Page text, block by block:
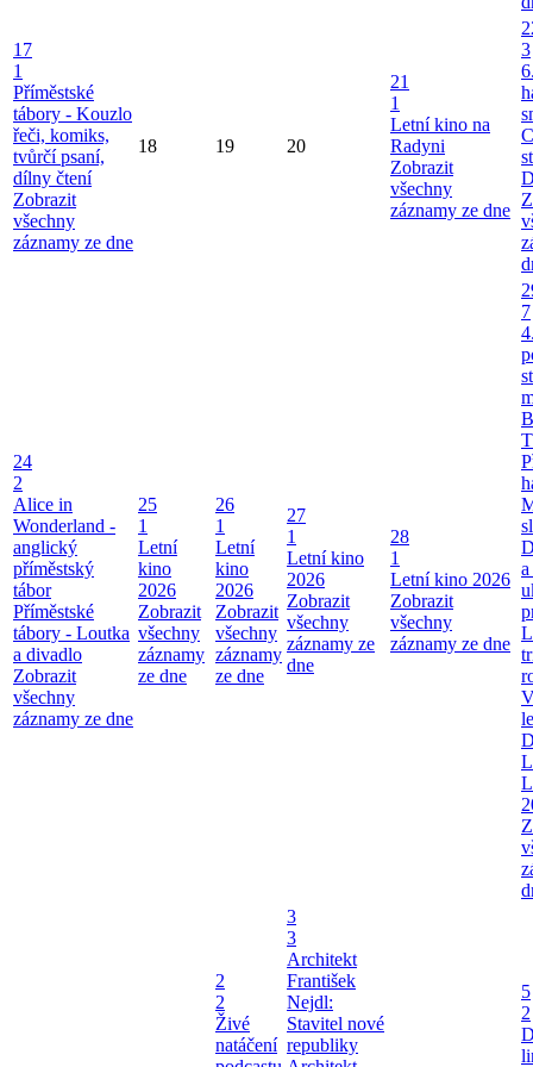
17
1
Příměstské
tábory - Kouzlo
řeči, komiks,
tvůrčí psaní,
dílny čtení
Zobrazit
všechny
záznamy ze dne
18 19 20
21
1
Letní kino na
Radyni
Zobrazit
všechny
záznamy ze dne
3
24
2
Alice in
Wonderland -
anglický
příměstský
tábor
Příměstské
tábory - Loutka
a divadlo
Zobrazit
všechny
záznamy ze dne
25
1
Letní
kino
2026
Zobrazit
všechny
záznamy
ze dne
26
1
Letní
kino
2026
Zobrazit
všechny
záznamy
ze dne
27
1
Letní kino
2026
Zobrazit
všechny
záznamy ze
dne
28
1
Letní kino 2026
Zobrazit
všechny
záznamy ze dne
7
2
2
Živé
natáčení
3
3
Architekt
František
Nejdl:
Stavitel nové
republiky
5
2